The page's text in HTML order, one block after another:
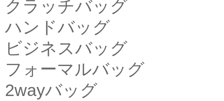
クラッチバッグ
ハンドバッグ
ビジネスバッグ
フォーマルバッグ
2wayバッグ